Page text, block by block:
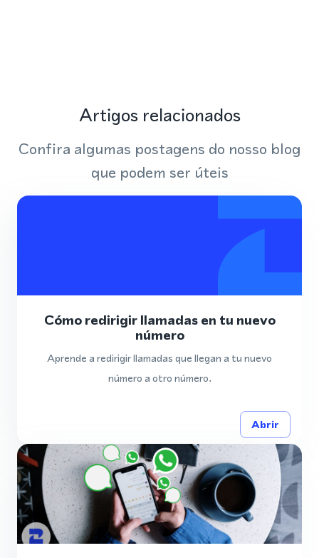
Artigos relacionados
Confira algumas postagens do nosso blog
que podem ser úteis
Cómo redirigir llamadas en tu nuevo
número
Aprende a redirigir llamadas que llegan a tu nuevo
número a otro número.
Abrir